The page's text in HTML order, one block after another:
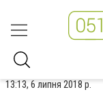
13:13, 6 липня 2018 р.